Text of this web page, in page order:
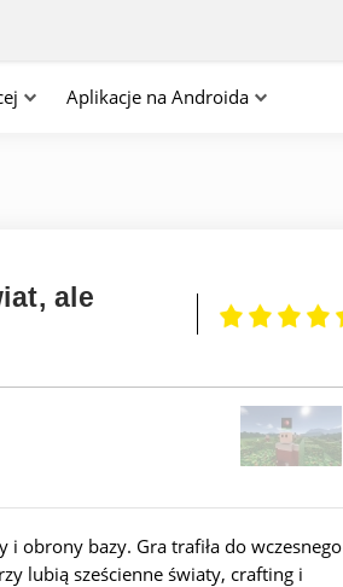
Aplikacje na Androida
ale
obrony bazy. Gra trafiła do wczesnego
lubią sześcienne światy, crafting i